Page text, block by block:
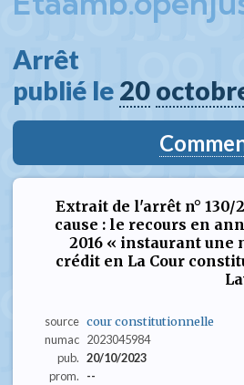
Arrêt
publié le 20
Extrait de l'arrêt n° 130/
cause : le recours en
2016 « instaurant
crédit en La Cour
source cour constitutionnelle
numac 2023045984
pub. 20/10/2023
prom.
--